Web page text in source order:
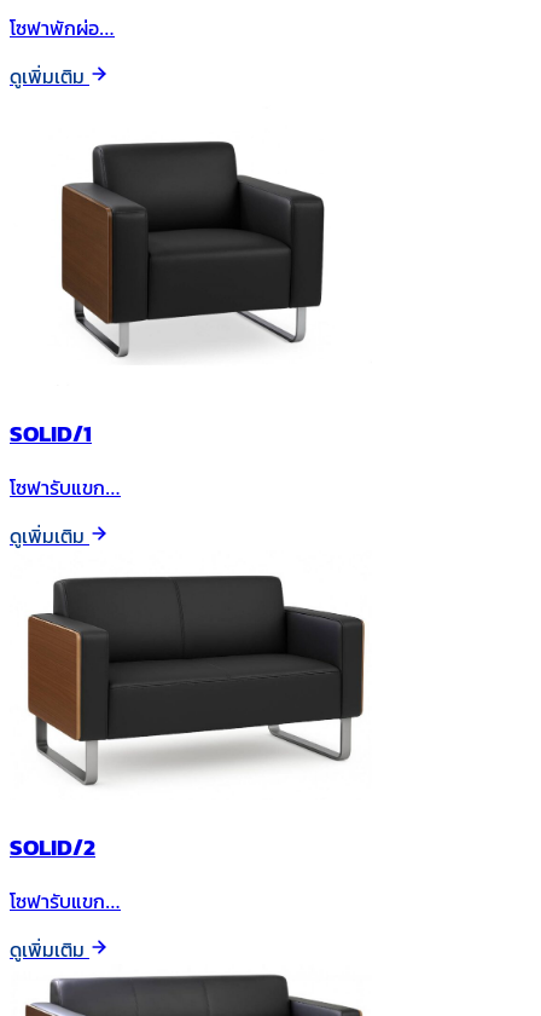
โซฟาพักผ่อ…
ดูเพิ่มเติม
SOLID/1
โซฟารับแขก…
ดูเพิ่มเติม
SOLID/2
โซฟารับแขก…
ดูเพิ่มเติม